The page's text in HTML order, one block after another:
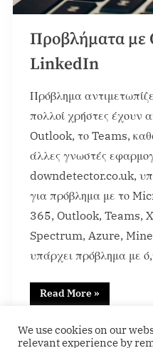
Προβλήματα με
LinkedIn
Πρόβλημα
πολλοί χρήστες έχουν
Outlook, το Teams,
άλλες γνωστές
downdetector.co.uk,
για πρόβλημα με το
365, Outlook, Teams,
Spectrum, Azure,
υπάρχει πρόβλημα με
Read More »
Featured
We use cookies on our
relevant experience by